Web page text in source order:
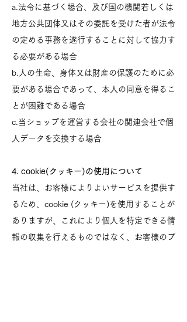
a.法令に基づく場合、及び国の機関若しくは
地方公共団体又はその委託を受けた者が法令
の定める事務を遂行することに対して協力す
る必要がある場合
b.人の生命、身体又は財産の保護のために必
要がある場合であって、本人の同意を得るこ
とが困難である場合
c.当ショップを運営する会社の関連会社で個
人データを交換する場合
4. cookie(クッキー)の使用について
当社は、お客様によりよいサービスを提供す
るため、cookie (クッキー)を使用することが
ありますが、これにより個人を特定できる情
報の収集を行えるものではなく、お客様のプ